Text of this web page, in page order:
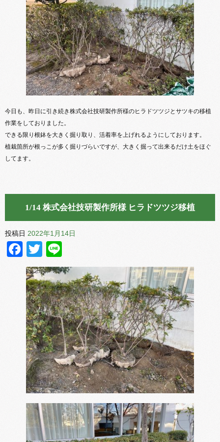
今日も、昨日に引き続き株式会社技研製作所様のヒラドツツジとサツキの移植
作業をしておりました。
できる限り根鉢を大きく掘り取り、活着率を上げれるようにしております。
植栽箇所が根っこが多く掘りづらいですが、大きく掘って出来るだけ土をほぐ
してます。
1/14 株式会社技研製作所様 ヒラドツツジ移植
投稿日 2022年1月14日
Facebook
Twitter